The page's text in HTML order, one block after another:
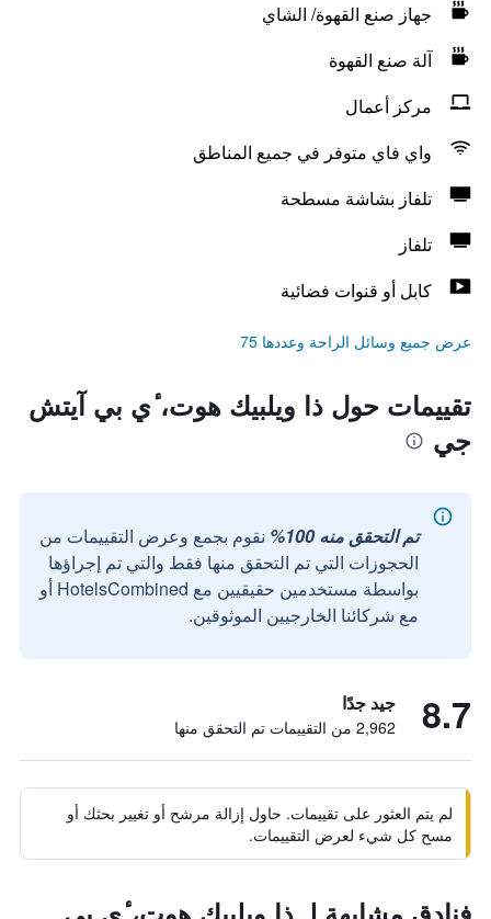
جهاز صنع القهوة/ الشاي
آلة صنع القهوة
مركز أعمال
واي فاي متوفر في جميع المناطق
تلفاز بشاشة مسطحة
تلفاز
كابل أو قنوات فضائية
عرض جميع وسائل الراحة وعددها 75
تقييمات حول ذا ويلبيك هوت، ٔي بي آيتش
جي
تم التحقق منه 100%
نقوم بجمع وعرض التقييمات من
الحجوزات التي تم التحقق منها فقط والتي تم إجراؤها
بواسطة مستخدمين حقيقيين مع HotelsCombined أو
مع شركائنا الخارجيين الموثوقين.
8.7 جيد جدًا
2,962 من التقييمات تم التحقق منها
لم يتم العثور على تقييمات. حاول إزالة مرشح أو تغيير بحثك أو
مسح كل شيء لعرض التقييمات.